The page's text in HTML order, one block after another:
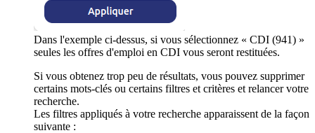
Dans l'exemple ci-dessus, si vous sélectionnez « CDI (941) »
seules les offres d'emploi en CDI vous seront restituées.
Si vous obtenez trop peu de résultats, vous pouvez supprimer
certains mots-clés ou certains filtres et critères et relancer votre
recherche.
Les filtres appliqués à votre recherche apparaissent de la façon
suivante :